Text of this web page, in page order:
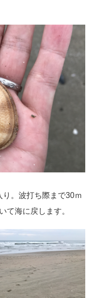
。波打ち際まで30ｍ
て海に戻します。